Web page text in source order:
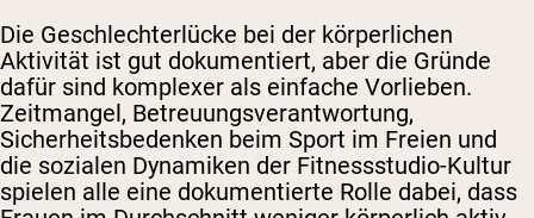
Die Geschlechterlücke bei der körperlichen
Aktivität ist gut dokumentiert, aber die Gründe
dafür sind komplexer als einfache Vorlieben.
Zeitmangel, Betreuungsverantwortung,
Sicherheitsbedenken beim Sport im Freien und
die sozialen Dynamiken der Fitnessstudio-Kultur
spielen alle eine dokumentierte Rolle dabei, dass